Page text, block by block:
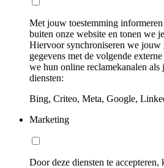
Met jouw toestemming
buiten onze website en tonen we
Hiervoor synchroniseren we jouw
gegevens met de volgende
we hun online reclamekanalen
diensten:
Bing, Criteo, Meta, Google,
Marketing
Door deze diensten te accepteren,